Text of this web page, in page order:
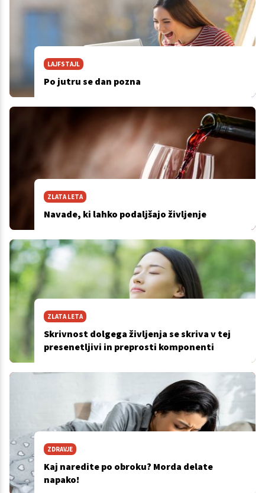
LAJFSTAJL
Po jutru se dan pozna
ZLATA LETA
Navade, ki lahko podaljšajo življenje
ZLATA LETA
Skrivnost dolgega življenja se skriva v tej
presenetljivi in preprosti komponenti
ZDRAVJE
Kaj naredite po obroku? Morda delate
napako!